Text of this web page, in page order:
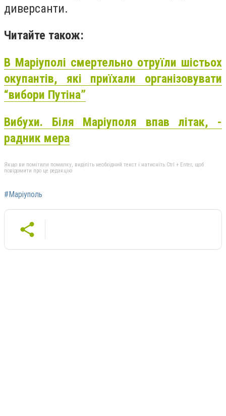
диверсанти.
Читайте також:
В Маріуполі смертельно отруїли шістьох
окупантів, які приїхали організовувати
“вибори Путіна”
Вибухи. Біля Маріуполя впав літак, -
радник мера
Якщо ви помітили помилку, виділіть необхідний текст і натисніть Ctrl + Enter, щоб
повідомити про це редакцію
#Маріуполь